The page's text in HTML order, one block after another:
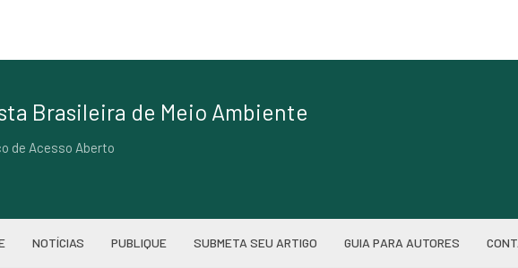
Brasileira de Meio Ambiente
de Acesso Aberto
NOTÍCIAS PUBLIQUE SUBMETA SEU ARTIGO GUIA PARA AUTORES